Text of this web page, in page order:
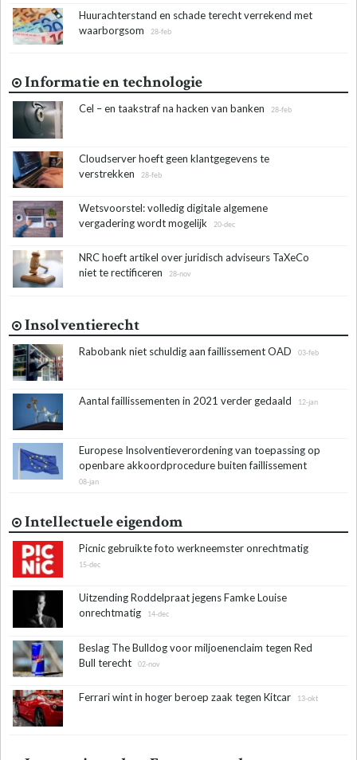
Huurachterstand en schade terecht verrekend met
waarborgsom
28-feb
Informatie en technologie
Cel – en taakstraf na hacken van banken 28-feb
Cloudserver hoeft geen klantgegevens te
verstrekken
28-feb
Wetsvoorstel: volledig digitale algemene
vergadering wordt mogelijk
20-dec
NRC hoeft artikel over juridisch adviseurs TaXeCo
niet te rectificeren
28-nov
Insolventierecht
Rabobank niet schuldig aan faillissement OAD 03-feb
Aantal faillissementen in 2021 verder gedaald 12-jan
Europese Insolventieverordening van toepassing op
openbare akkoordprocedure buiten faillissement
08-jan
Intellectuele eigendom
Picnic gebruikte foto werkneemster onrechtmatig
15-dec
Uitzending Roddelpraat jegens Famke Louise
onrechtmatig
14-dec
Beslag The Bulldog voor miljoenenclaim tegen Red
Bull terecht
02-nov
Ferrari wint in hoger beroep zaak tegen Kitcar 13-okt